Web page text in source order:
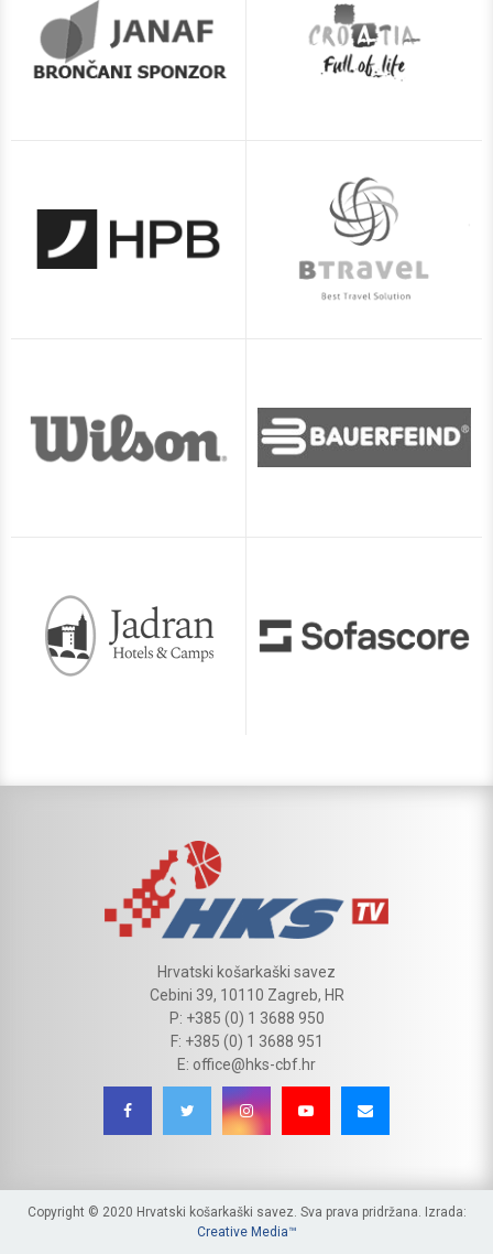
Hrvatski košarkaški savez
Cebini 39, 10110 Zagreb, HR
P: +385 (0) 1 3688 950
F: +385 (0) 1 3688 951
E: office@hks-cbf.hr
Copyright © 2020 Hrvatski košarkaški savez. Sva prava pridržana. Izrada:
Creative Media™